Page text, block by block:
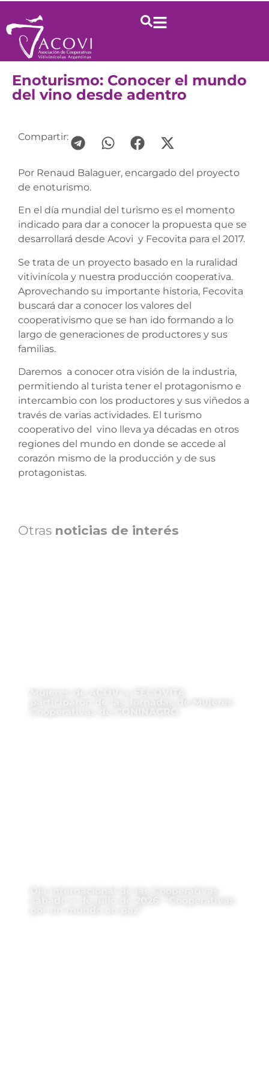
Enoturismo: Conocer el mundo
del vino desde adentro
Compartir:
Por Renaud Balaguer, encargado del proyecto
de enoturismo.
En el día mundial del turismo es el momento
indicado para dar a conocer la propuesta que se
desarrollará desde Acovi y Fecovita para el 2017.
Se trata de un proyecto basado en la ruralidad
vitivinícola y nuestra producción cooperativa.
Aprovechando su importante historia, Fecovita
buscará dar a conocer los valores del
cooperativismo que se han ido formando a lo
largo de generaciones de productores y sus
familias.
Daremos a conocer otra visión de la industria,
permitiendo al turista tener el protagonismo e
intercambio con los productores y sus viñedos a
través de varias actividades. El turismo
cooperativo del vino lleva ya décadas en otros
regiones del mundo en donde se accede al
corazón mismo de la producción y de sus
protagonistas.
Otras noticias de interés